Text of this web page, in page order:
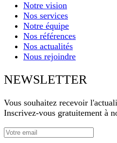
Notre vision
Nos services
Notre équipe
Nos références
Nos actualités
Nous rejoindre
NEWSLETTER
Vous souhaitez recevoir
Inscrivez-vous gratuitement à